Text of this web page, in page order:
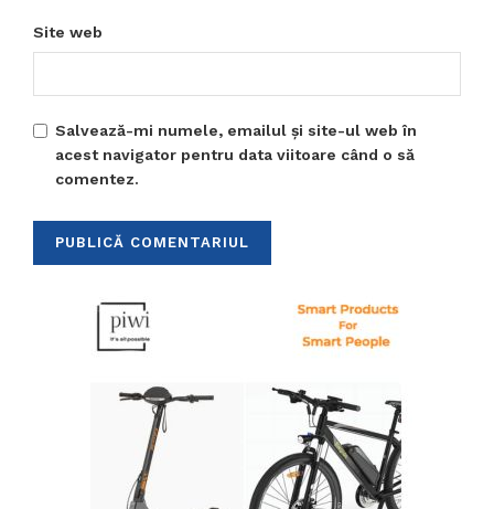
Site web
Salvează-mi numele, emailul și site-ul web în
acest navigator pentru data viitoare când o să
comentez.